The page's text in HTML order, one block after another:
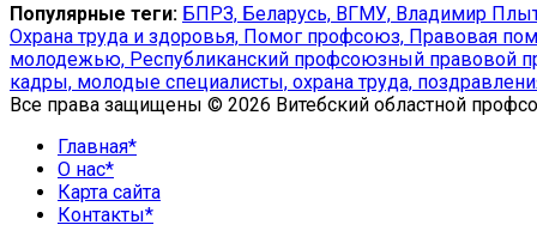
Популярные теги: БПРЗ, Беларусь, ВГМУ, Владимир
Охрана труда и здоровья, Помог профсоюз, Правовая
молодежью, Республиканский профсоюзный правовой
кадры, молодые специалисты, охрана труда,
Все права защищены © 2026 Витебский областной
Главная*
О нас*
Карта сайта
Контакты*